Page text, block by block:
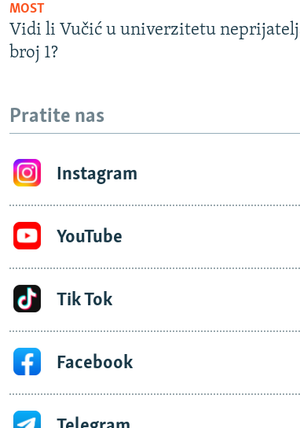
MOST
Vidi li Vučić u univerzitetu
broj 1?
Pratite nas
Instagram
YouTube
Tik Tok
Facebook